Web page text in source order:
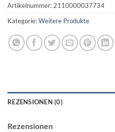
Artikelnummer:2110000037734
Kategorie:Weitere Produkte
REZENSIONEN (0)
Rezensionen